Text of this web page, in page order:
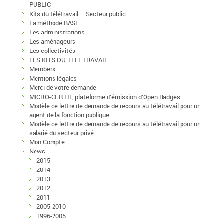
PUBLIC
Kits du télétravail – Secteur public
La méthode BASE
Les administrations
Les aménageurs
Les collectivités
LES KITS DU TELETRAVAIL
Members
Mentions légales
Merci de votre demande
MICRO-CERTIF, plateforme d’émission d’Open Badges
Modèle de lettre de demande de recours au télétravail pour un
agent de la fonction publique
Modèle de lettre de demande de recours au télétravail pour un
salarié du secteur privé
Mon Compte
News
2015
2014
2013
2012
2011
2005-2010
1996-2005